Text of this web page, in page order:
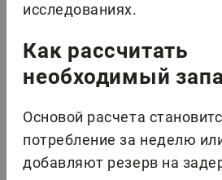
исследованиях.
Как рассчитать
необходимый
Основой расчета
потребление за неделю
добавляют резерв на